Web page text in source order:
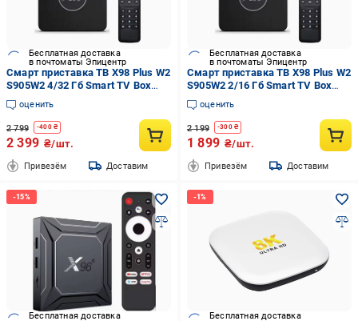
Бесплатная доставка
в почтоматы Эпицентр
Смарт приставка ТВ X98 Plus W2
S905W2 4/32 Гб Smart TV Box
Android 11 и прошивка
оценить
2 799 -400₴
2 399 ₴/шт.
Привезём Доставим
Бесплатная доставка
в почтоматы Эпицентр
Смарт приставка ТВ X98 Plus W2
S905W2 2/16 Гб Smart TV Box
Android 11 и прошивка
оценить
2 199 -300₴
1 899 ₴/шт.
Привезём Доставим
Бесплатная доставка
Бесплатная доставка